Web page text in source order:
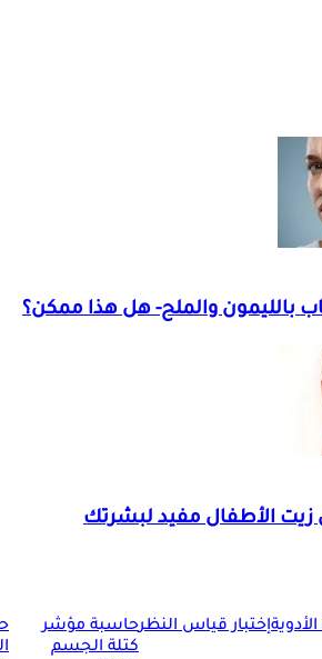
بالليمون والملح- هل هذا ممكن؟
إختبار قياس النظرحاسبة مؤشر
كتلة الجسم